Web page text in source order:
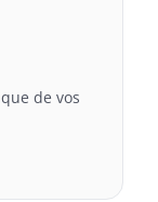
de vos